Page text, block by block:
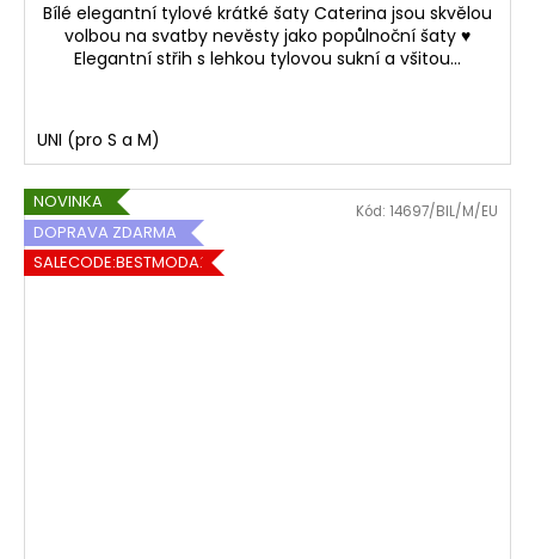
Bílé elegantní tylové krátké šaty Caterina jsou skvělou
volbou na svatby nevěsty jako popůlnoční šaty ♥
Elegantní střih s lehkou tylovou sukní a všitou...
UNI (pro S a M)
NOVINKA
DOPRAVA ZDARMA
SALECODE:BESTMODA20:20:%
Kód: 14697/BIL/M/EU